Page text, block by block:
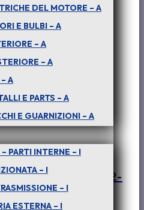
DEL MOTORE – A
E BULBI – A
– A
– A
A
E PARTS – A
E GUARNIZIONI – A
PARTI INTERNE – I
– I
– I
ESTERNA – I
: BULLONE
– COD-AT0072-